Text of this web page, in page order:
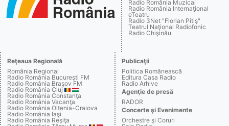
Radio România Muzical
Radio România Internaţional
eTeatru
Radio 3Net "Florian Pitiş"
Teatrul Naţional Radiofonic
Radio Chişinău
Reţeaua Regională
România Regional
Radio România Bucureşti FM
Radio România Braşov FM
Radio România Cluj
Radio România Constanţa
Radio România Vacanţa
Radio România Oltenia-Craiova
Radio România Iaşi
Radio România Reşiţa
Publicaţii
Politica Românească
Editura Casa Radio
Radio Arhive
Agenţie de presă
RADOR
Concerte şi Evenimente
Orchestre şi Coruri